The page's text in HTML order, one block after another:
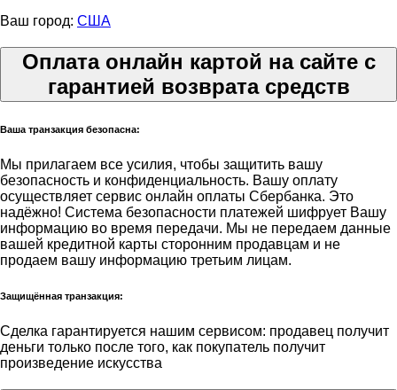
Ваш город: США
Оплата онлайн картой на сайте с
гарантией возврата средств
Ваша транзакция безопасна:
Мы прилагаем все усилия, чтобы защитить вашу
безопасность и конфиденциальность. Вашу оплату
осуществляет сервис онлайн оплаты Сбербанка. Это
надёжно! Система безопасности платежей шифрует Вашу
информацию во время передачи. Мы не передаем данные
вашей кредитной карты сторонним продавцам и не
продаем вашу информацию третьим лицам.
Защищённая транзакция:
Сделка гарантируется нашим сервисом: продавец получит
деньги только после того, как покупатель получит
произведение искусства